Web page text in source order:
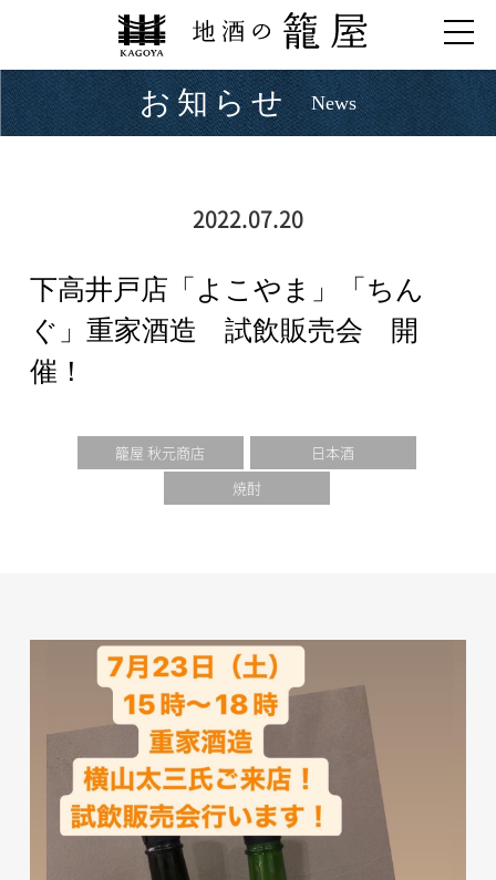
お知らせ News
2022.07.20
下高井戸店「よこやま」「ちん
ぐ」重家酒造 試飲販売会 開
催！
籠屋 秋元商店
日本酒
焼酎